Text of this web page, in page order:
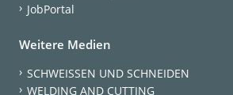
JobPortal
Weitere Medien
SCHWEISSEN UND SCHNEIDEN
WELDING AND CUTTING